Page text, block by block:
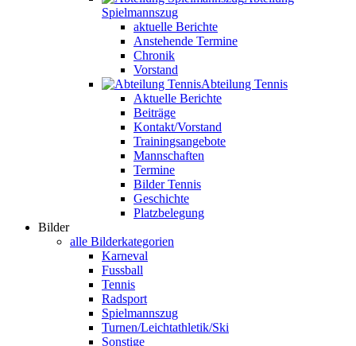
Spielmannszug
aktuelle Berichte
Anstehende Termine
Chronik
Vorstand
Abteilung Tennis
Aktuelle Berichte
Beiträge
Kontakt/Vorstand
Trainingsangebote
Mannschaften
Termine
Bilder Tennis
Geschichte
Platzbelegung
Bilder
alle Bilderkategorien
Karneval
Fussball
Tennis
Radsport
Spielmannszug
Turnen/Leichtathletik/Ski
Sonstige